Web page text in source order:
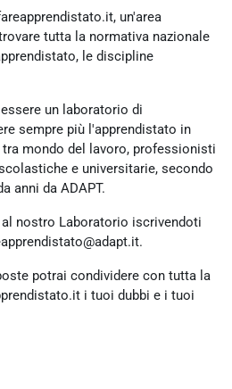
un'area
tutta la normativa nazionale
le discipline
un laboratorio di
sempre più l'apprendistato in
mondo del lavoro, professionisti
e universitarie, secondo
anni da ADAPT.
nostro Laboratorio iscrivendoti
potrai condividere con tutta la
i tuoi dubbi e i tuoi